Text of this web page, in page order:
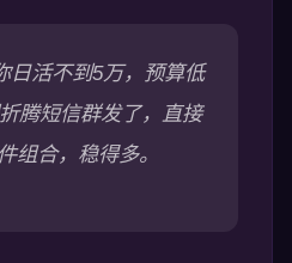
日活不到5万，预算低
腾短信群发了，直接
组合，稳得多。